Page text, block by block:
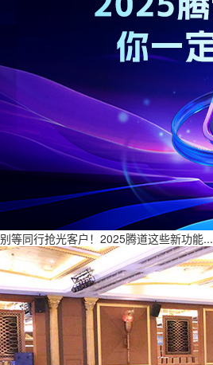
别等同行抢光客户！2025腾道这些新功能...